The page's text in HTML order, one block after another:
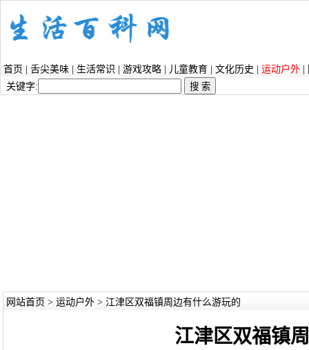
首页 舌尖美味 生活常识 游戏攻略 儿童教育 文化历史 运动户外
关键字:
网站首页 > 运动户外> 江津区双福镇周边有什么游玩的
江津区双福镇